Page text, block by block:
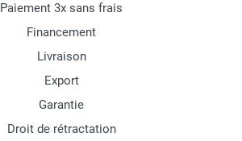
Paiement 3x sans frais
Financement
Livraison
Export
Garantie
Droit de rétractation